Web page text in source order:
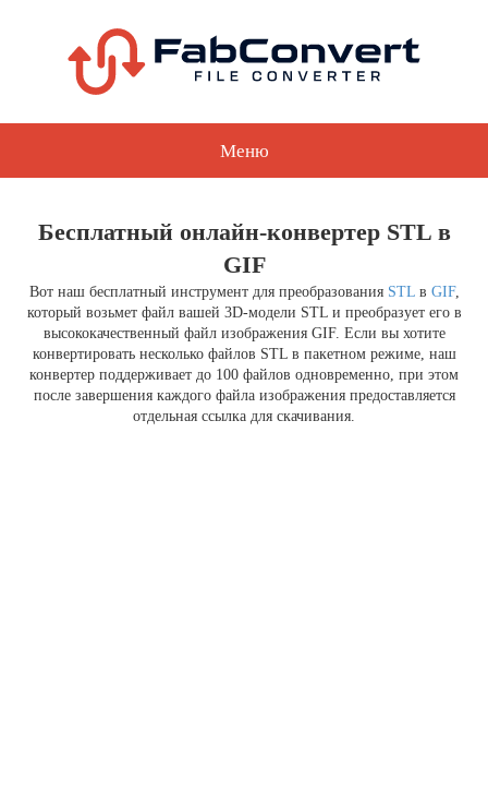
Меню
Бесплатный онлайн-конвертер STL в
GIF
Вот наш бесплатный инструмент для преобразования STLв GIF,
который возьмет файл вашей 3D-модели STL и преобразует его в
высококачественный файл изображения GIF. Если вы хотите
конвертировать несколько файлов STL в пакетном режиме, наш
конвертер поддерживает до 100 файлов одновременно, при этом
после завершения каждого файла изображения предоставляется
отдельная ссылка для скачивания.